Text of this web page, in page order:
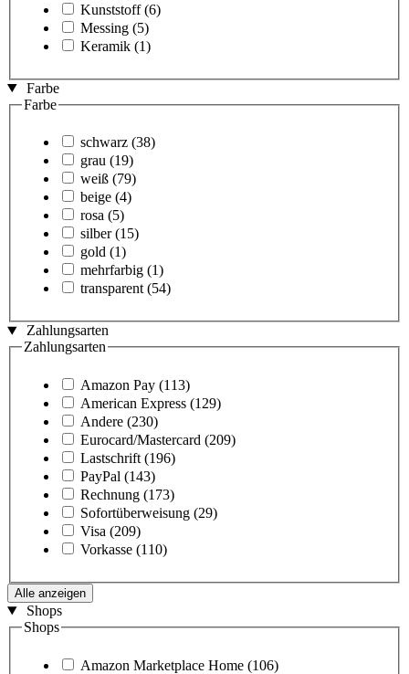
Kunststoff (6)
Messing (5)
Keramik (1)
Farbe
Farbe
schwarz (38)
grau (19)
weiß (79)
beige (4)
rosa (5)
silber (15)
gold (1)
mehrfarbig (1)
transparent (54)
Zahlungsarten
Zahlungsarten
Amazon Pay (113)
American Express (129)
Andere (230)
Eurocard/Mastercard (209)
Lastschrift (196)
PayPal (143)
Rechnung (173)
Sofortüberweisung (29)
Visa (209)
Vorkasse (110)
Alle anzeigen
Shops
Shops
Amazon Marketplace Home (106)